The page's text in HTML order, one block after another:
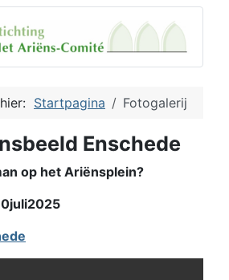
Startpagina Fotogalerij
Enschede
op het Ariënsplein?